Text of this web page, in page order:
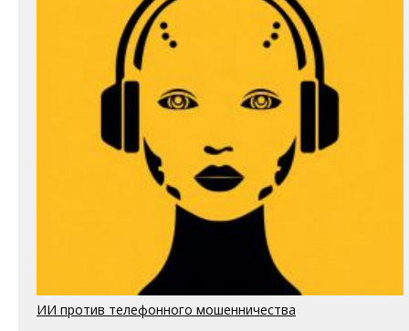
ИИ против телефонного мошенничества